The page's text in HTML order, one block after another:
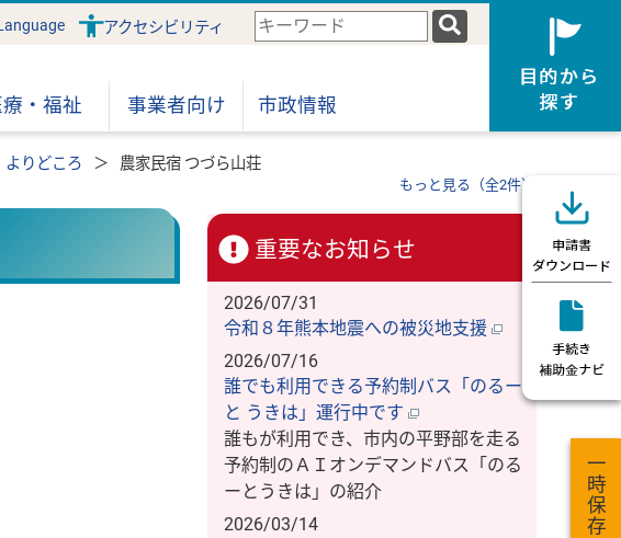
アクセシビリティ
検
ー
ワ
ー
・福祉 事業者向け 市政情報
よりどころ 農家民宿 つづら山荘
もっと見る（全2件）
重要なお知らせ
2026/07/31
令和８年熊本地震への被災地支援
2026/07/16
誰でも利用できる予約制バス「のるー
と うきは」運行中です
誰もが利用でき、市内の平野部を走る
予約制のＡＩオンデマンドバス「のる
ーとうきは」の紹介
2026/03/14
一時保存